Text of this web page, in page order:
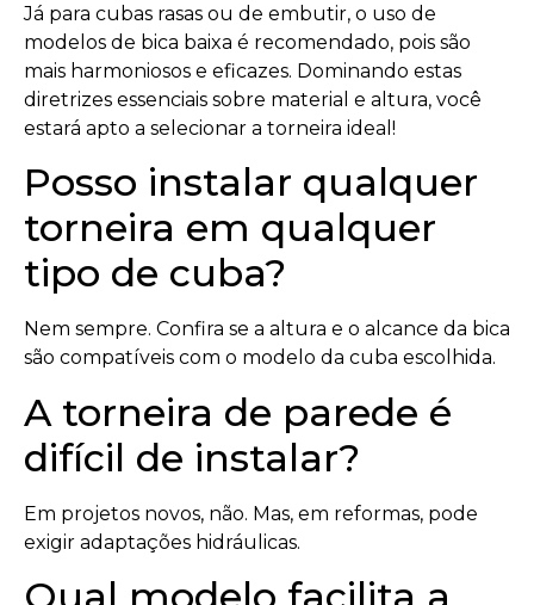
Já para cubas rasas ou de embutir, o uso de
modelos de bica baixa é recomendado, pois são
mais harmoniosos e eficazes. Dominando estas
diretrizes essenciais sobre material e altura, você
estará apto a selecionar a torneira ideal!
Posso instalar qualquer
torneira em qualquer
tipo de cuba?
Nem sempre. Confira se a altura e o alcance da bica
são compatíveis com o modelo da cuba escolhida.
A torneira de parede é
difícil de instalar?
Em projetos novos, não. Mas, em reformas, pode
exigir adaptações hidráulicas.